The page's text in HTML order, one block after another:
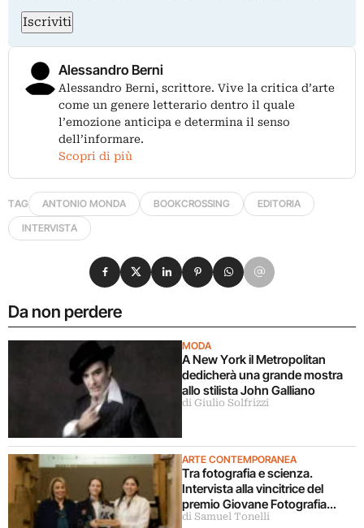
Iscriviti
Alessandro Berni
Alessandro Berni, scrittore. Vive la critica d’arte
come un genere letterario dentro il quale
l’emozione anticipa e determina il senso
dell’informare.
Scopri di più
TAG ANTONIO MONDA BOOKCROSSING
EDITORIA
INTERVISTA
Da non perdere
MODA
A New York il Metropolitan
dedicherà una grande mostra
allo stilista John Galliano
di Giulio Solfrizzi
ARTE CONTEMPORANEA
Tra fotografia e scienza.
Intervista alla vincitrice del
premio Giovane Fotografia
Italiana 2026
di Samuel Tonelli
Condividi su Facebook
Condividi su X
Condividi su LinkedIn
Condividi su Pinterest
Condividi su WhatsApp
Condividi su Email